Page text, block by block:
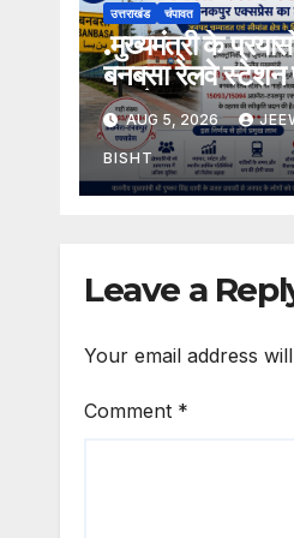
उत्तराखंड चंपावत
.मुख्यमंत्री के
बनबसा रेलवे स्टेशन
अछनेरा-टनकपुर
ठहराव हुआ स्वीकृत
AUG 5, 2026
BISHT
Leave a
Your email address
Comment *